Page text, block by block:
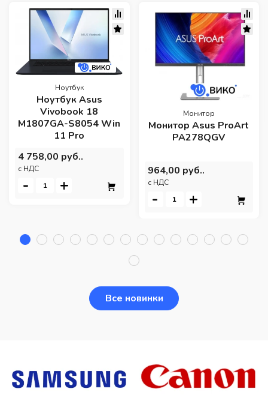
Ноутбук
Ноутбук Asus
Vivobook 18
M1807GA-S8054 Win
11 Pro
4 758,00 руб..
c НДС
- +
Монитор
Монитор Asus ProArt
PA278QGV
964,00 руб..
c НДС
- +
Все новинки